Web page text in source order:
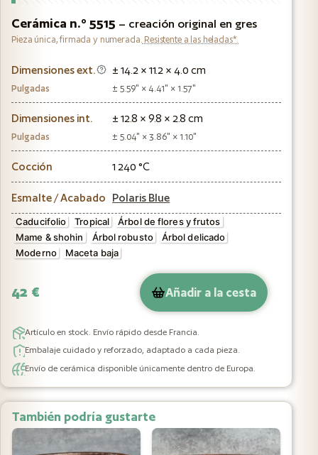
Cerámica n.º 5515 – creación original en gres
Pieza única, firmada y numerada. Resistente a las heladas*.
Dimensiones ext. ± 14.2 × 11.2 × 4.0 cm
Pulgadas ± 5.59" × 4.41" × 1.57"
Dimensiones int. ± 12.8 × 9.8 × 2.8 cm
Pulgadas ± 5.04" × 3.86" × 1.10"
Cocción 1 240 °C
Esmalte / Acabado Polaris Blue
Caducifolio Tropical
Árbol de flores y frutos
Mame & shohin
Árbol robusto
Árbol delicado
Moderno
Maceta baja
42 € Añadir a la cesta
Artículo en stock. Envío rápido desde Francia.
Embalaje cuidado y reforzado, adaptado a cada pieza.
Envío de cerámica disponible únicamente dentro de Europa.
También podría gustarte